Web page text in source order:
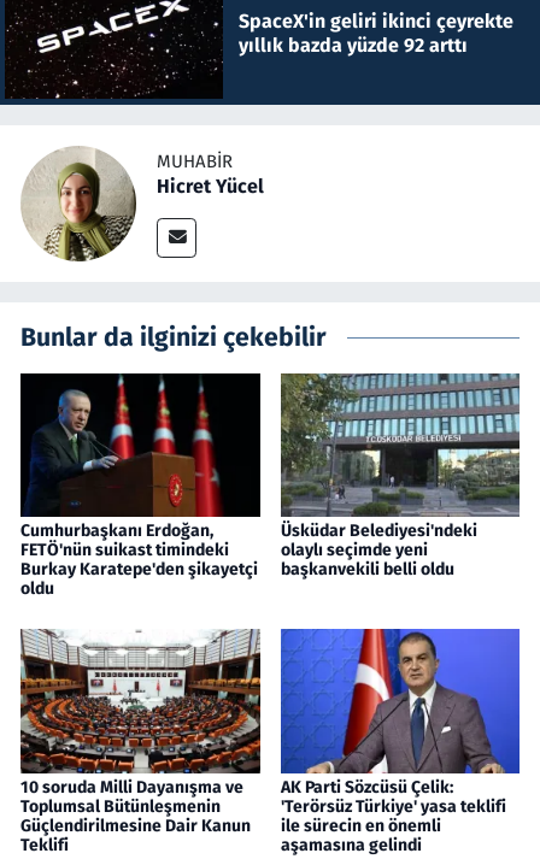
SpaceX'in geliri ikinci çeyrekte
yıllık bazda yüzde 92 arttı
MUHABIR
Hicret Yücel
Bunlar da ilginizi çekebilir
Cumhurbaşkanı Erdoğan,
FETÖ'nün suikast timindeki
Burkay Karatepe'den şikayetçi
oldu
Üsküdar Belediyesi'ndeki
olaylı seçimde yeni
başkanvekili belli oldu
10 soruda Milli Dayanışma ve
Toplumsal Bütünleşmenin
Güçlendirilmesine Dair Kanun
Teklifi
AK Parti Sözcüsü Çelik:
'Terörsüz Türkiye' yasa teklifi
ile sürecin en önemli
aşamasına gelindi